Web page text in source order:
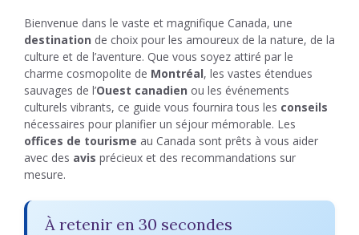
Bienvenue dans le vaste et magnifique Canada, une
destination de choix pour les amoureux de la nature, de la
culture et de l’aventure. Que vous soyez attiré par le
charme cosmopolite de Montréal, les vastes étendues
sauvages de l’Ouest canadien ou les événements
culturels vibrants, ce guide vous fournira tous les conseils
nécessaires pour planifier un séjour mémorable. Les
offices de tourisme au Canada sont prêts à vous aider
avec des avis précieux et des recommandations sur
mesure.
À retenir en 30 secondes